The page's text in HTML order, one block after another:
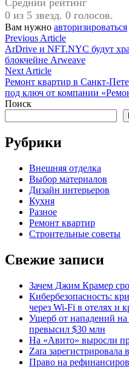
Средний рейтинг
0 из 5 звезд. 0 голосов.
Вам нужно авторизироваться
Навигация
по
записям
Previous ArticlePrevious
article:
ArDrive и NFT.NYC будут
блокчейне Arweave
Next ArticleNext
article:
Ремонт квартир в Санкт-
под ключ от компании
Поиск
Рубрики
Внешняя отделка
Выбор материалов
Дизайн интерьеров
Кухня
Разное
Ремонт квартир
Строительные советы
Свежие записи
Зачем Джим Крамер
Кибербезопасность:
через Wi-Fi в отелях и
Ущерб от нападений
превысил $30 млн
На «Авито» выросли
Zara
Право на